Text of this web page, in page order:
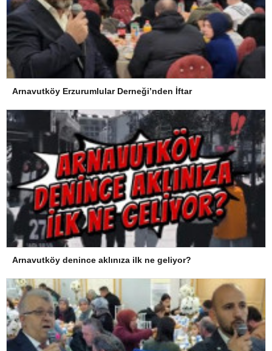
Arnavutköy Erzurumlular Derneği’nden İftar
Arnavutköy denince aklınıza ilk ne geliyor?